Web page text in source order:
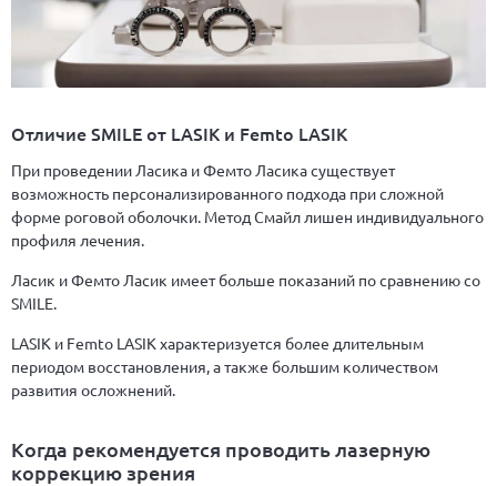
Отличие SMILE от LASIK и Femto LASIK
При проведении Ласика и Фемто Ласика существует
возможность персонализированного подхода при сложной
форме роговой оболочки. Метод Смайл лишен индивидуального
профиля лечения.
Ласик и Фемто Ласик имеет больше показаний по сравнению со
SMILE.
LASIK и Femto LASIK характеризуется более длительным
периодом восстановления, а также большим количеством
развития осложнений.
Когда рекомендуется проводить лазерную
коррекцию зрения